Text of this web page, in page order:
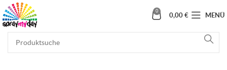
0
0,00 € MENÜ